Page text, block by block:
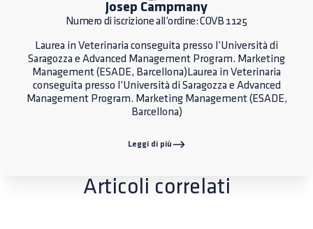
Josep Campmany
Numero di iscrizione all’ordine: COVB 1125
Laurea in Veterinaria conseguita presso l’Università di
Saragozza e Advanced Management Program. Marketing
Management (ESADE, Barcellona)Laurea in Veterinaria
conseguita presso l’Università di Saragozza e Advanced
Management Program. Marketing Management (ESADE,
Barcellona)
Leggi di più
Articoli correlati